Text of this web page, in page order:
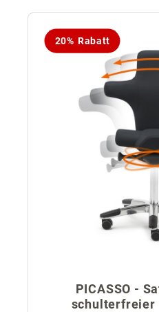
20% Rabatt
PICASSO -
schulterfreier